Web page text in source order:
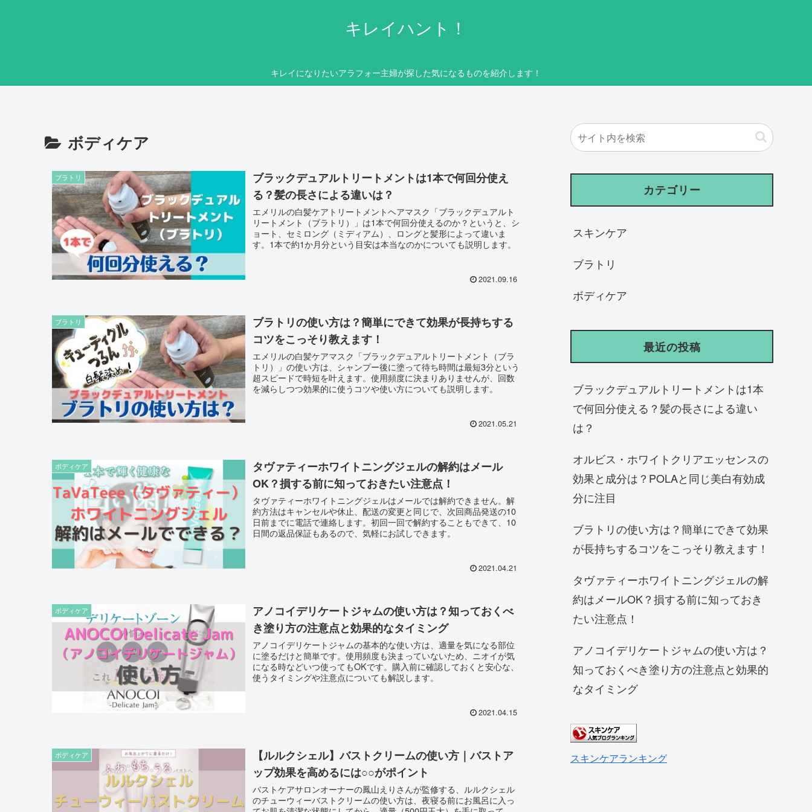
キレイハント！
キレイになりたいアラフォー主婦が探した気になるものを紹介します！
ボディケア
ブラトリ
ブラックデュアルトリートメントは1本で何回分使え
る？髪の長さによる違いは？
エメリルの白髪ケアトリートメントヘアマスク「ブラックデュアルト
リートメント（ブラトリ）」は1本で何回分使えるのか？というと、シ
ョート、セミロング（ミディアム）、ロングと髪形によって違いま
す。1本で約1か月分という目安は本当なのかについても説明します。
2021.09.16
ブラトリ
ブラトリの使い方は？簡単にできて効果が長持ちする
コツをこっそり教えます！
エメリルの白髪ケアマスク「ブラックデュアルトリートメント（ブラ
トリ）」の使い方は、シャンプー後に塗って待ち時間は最短3分という
超スピードで時短を叶えます。使用頻度に決まりありませんが、回数
を減らしつつ効果的に使うコツや使い方についても説明します。
2021.05.21
ボディケア
タヴァティーホワイトニングジェルの解約はメール
OK？損する前に知っておきたい注意点！
タヴァティーホワイトニングジェルはメールでは解約できません。解
約方法はキャンセルや休止、配送の変更と同じで、次回商品発送の10
日前までに電話で連絡します。初回一回で解約することもできて、10
日間の返品保証もあるので、気軽にお試しできます。
2021.04.21
ボディケア
アノコイデリケートジャムの使い方は？知っておくべ
き塗り方の注意点と効果的なタイミング
アノコイデリケートジャムの基本的な使い方は、適量を気になる部位
に塗るだけと簡単です。使用頻度も決まっていないため、ニオイが気
になる時などいつ使ってもOKです。購入前に確認しておくと安心な、
使うタイミングや注意点についても解説します。
2021.04.15
ボディケア
【ルルクシェル】バストクリームの使い方｜バストア
ップ効果を高めるには○○がポイント
バストケアサロンオーナーの鳳山えりさんが監修する、ルルクシェル
のチューウィーバストクリームの使い方は、夜寝る前にお風呂に入っ
カテゴリー
スキンケア
ブラトリ
ボディケア
最近の投稿
ブラックデュアルトリートメントは1本
で何回分使える？髪の長さによる違い
は？
オルビス・ホワイトクリアエッセンスの
効果と成分は？POLAと同じ美白有効成
分に注目
ブラトリの使い方は？簡単にできて効果
が長持ちするコツをこっそり教えます！
タヴァティーホワイトニングジェルの解
約はメールOK？損する前に知っておき
たい注意点！
アノコイデリケートジャムの使い方は？
知っておくべき塗り方の注意点と効果的
なタイミング
スキンケアランキング